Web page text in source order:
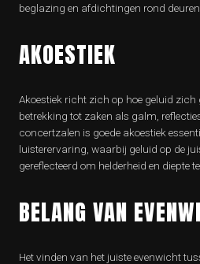
beglazing en afdichtingen rond deuren
AKOESTIEK
Akoestiek richt zich op hoe geluid
betrekking tot zaken als galm,
concertzalen is goede akoestiek
luisterervaring, waarbij geluid op de
gereflecteerd om helderheid en diepte te
BELANG VAN
Het vinden van het juiste evenwicht